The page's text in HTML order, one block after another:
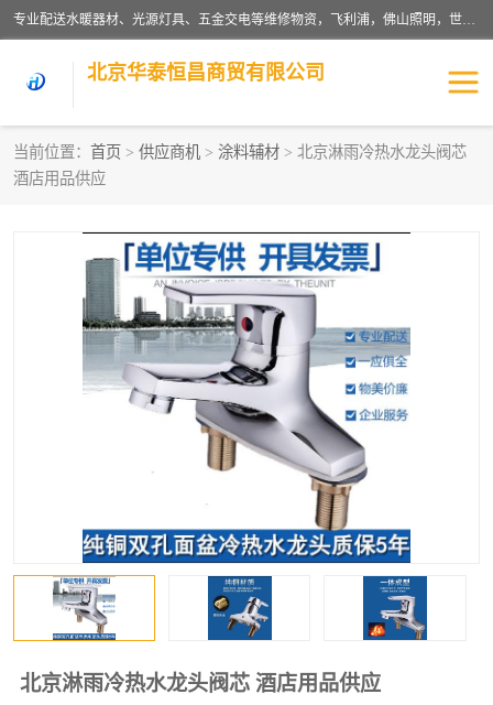
专业配送水暖器材、光源灯具、五金交电等维修物资，飞利浦，佛山照明，世达，博世，九牧，特陶等各产品涉及国内外知名品牌。公司专注与物业、学校、酒店、工厂等单位合作，提供一站式配送服务，降低客户综合成本。依托电子商务改变传统模式，以专业的团队为客户提供24H物资配送到达，货到月结、统一开票，便捷退换等服务，提高了企业的运营效率。
北京华泰恒昌商贸有限公司
当前位置： 首页 > 供应商机 > 涂料辅材 > 北京淋雨冷热水龙头阀芯
酒店用品供应
北京淋雨冷热水龙头阀芯 酒店用品供应
水暖阀门
涂料辅材